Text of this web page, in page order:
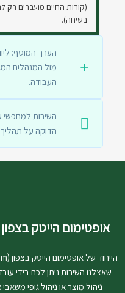
(קורות החיים מועברים רק
בשיחה).
הערך המוסף:
מול המנהלים
העבודה.
השירות למחפשי
הדוקה על
אופטימום הייטק
ניהול מוצר או ניהול גופי